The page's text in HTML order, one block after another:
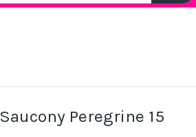
Saucony Peregrine 15